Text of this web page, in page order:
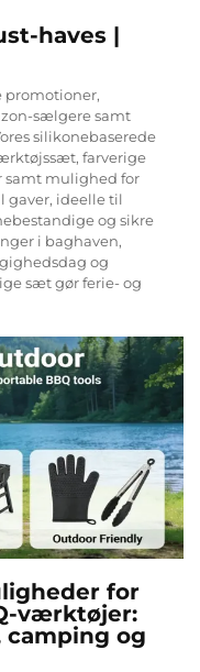
haves |
promotioner,
sælgere samt
silikonebaserede
farverige
samt mulighed for
gaver, ideelle til
og sikre
i baghaven,
og
sæt gør ferie- og
for
værktøjer:
camping og